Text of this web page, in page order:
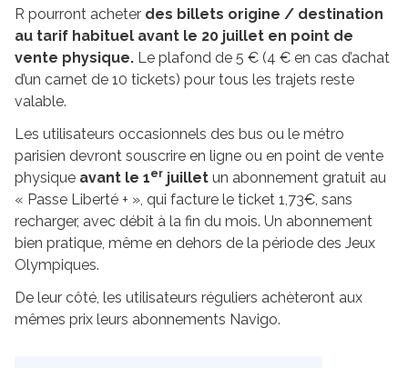
R pourront acheter des billets origine / destination
au tarif habituel avant le 20 juillet en point de
vente physique. Le plafond de 5 € (4 € en cas d’achat
d’un carnet de 10 tickets) pour tous les trajets reste
valable.
Les utilisateurs occasionnels des bus ou le métro
parisien devront souscrire en ligne ou en point de vente
physique avant le 1er juillet un abonnement gratuit au
« Passe Liberté + », qui facture le ticket 1,73€, sans
recharger, avec débit à la fin du mois. Un abonnement
bien pratique, même en dehors de la période des Jeux
Olympiques.
De leur côté, les utilisateurs réguliers achèteront aux
mêmes prix leurs abonnements Navigo.